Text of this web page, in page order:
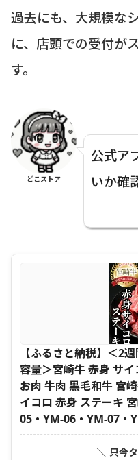
過去にも、大規模な
に、店頭での受付が
す。
どこストア
公式ア
いか確
【ふるさと納税】＜2
容量＞宮崎牛 赤身 サ
お肉 牛肉 黒毛和牛 宮
イコロ 赤身 ステーキ
05・YM-06・YM-07・
＼ 只今